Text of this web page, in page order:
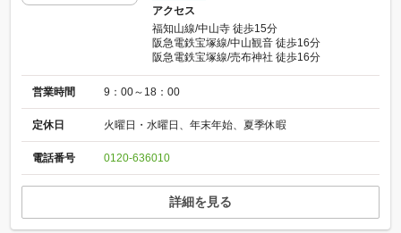
アクセス
福知山線/中山寺 徒歩15分
阪急電鉄宝塚線/中山観音 徒歩16分
阪急電鉄宝塚線/売布神社 徒歩16分
営業時間 9：00～18：00
定休日 火曜日・水曜日、年末年始、夏季休暇
電話番号 0120-636010
詳細を見る